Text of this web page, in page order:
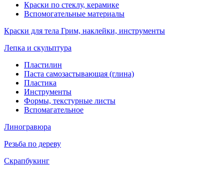
Краски по стеклу, керамике
Вспомогательные материалы
Краски для тела Грим, наклейки, инструменты
Лепка и скульптура
Пластилин
Паста самозастывающая (глина)
Пластика
Инструменты
Формы, текстурные листы
Вспомагательное
Линогравюра
Резьба по дереву
Скрапбукинг